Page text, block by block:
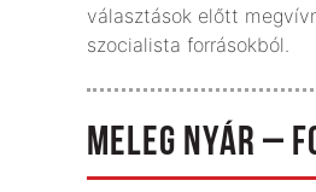
választások előtt
szocialista forrásokból.
MELEG NYÁR –